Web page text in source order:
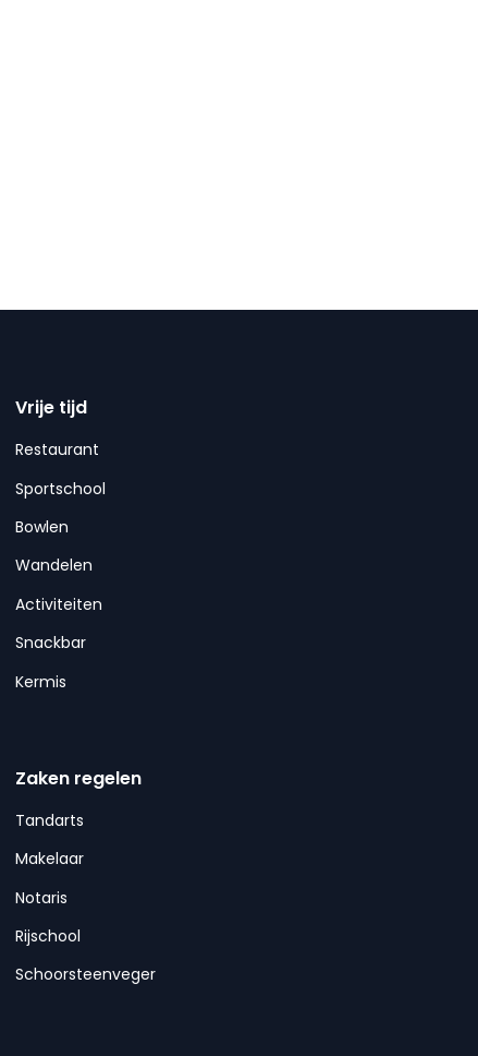
Vrije tijd
Restaurant
Sportschool
Bowlen
Wandelen
Activiteiten
Snackbar
Kermis
Zaken regelen
Tandarts
Makelaar
Notaris
Rijschool
Schoorsteenveger